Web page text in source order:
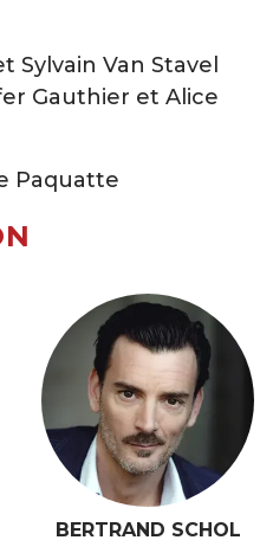
Sylvain Van Stavel
Gauthier et Alice
Paquatte
BERTRAND SCHOL